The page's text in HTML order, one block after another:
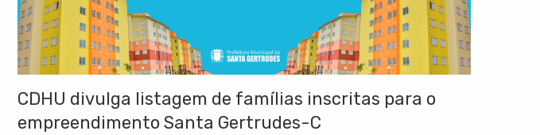
CDHU divulga listagem de famílias inscritas para o
empreendimento Santa Gertrudes-C